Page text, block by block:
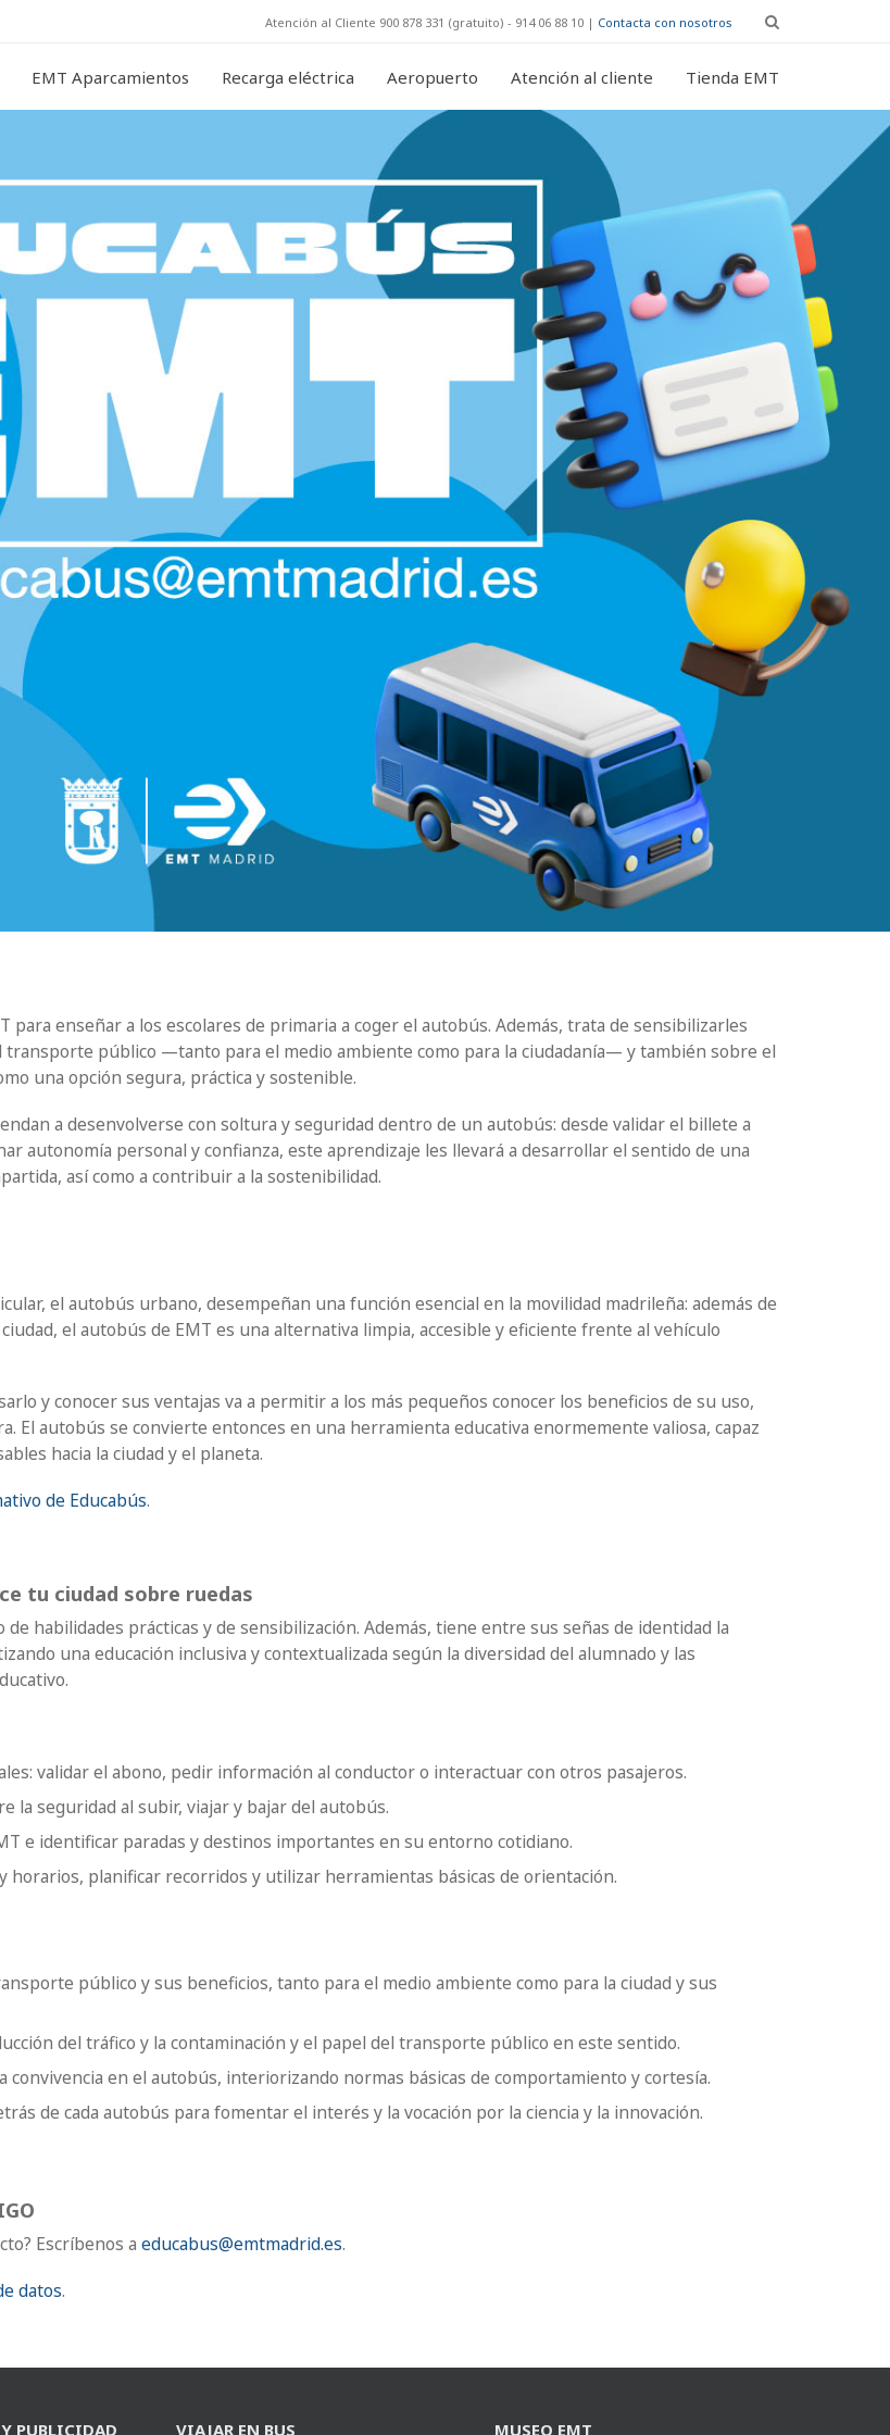
Atención al Cliente 900 878 331 (gratuito) - 914 06 88 10 | Contacta con nosotros
EMT Aparcamientos Recarga eléctrica Aeropuerto Atención al cliente Tienda EMT
para enseñar a los escolares de primaria a coger el autobús. Además, trata de sensibilizarles
transporte público —tanto para el medio ambiente como para la ciudadanía— y también sobre el
una opción segura, práctica y sostenible.
a desenvolverse con soltura y seguridad dentro de un autobús: desde validar el billete a
autonomía personal y confianza, este aprendizaje les llevará a desarrollar el sentido de una
así como a contribuir a la sostenibilidad.
el autobús urbano, desempeñan una función esencial en la movilidad madrileña: además de
el autobús de EMT es una alternativa limpia, accesible y eficiente frente al vehículo
y conocer sus ventajas va a permitir a los más pequeños conocer los beneficios de su uso,
El autobús se convierte entonces en una herramienta educativa enormemente valiosa, capaz
hacia la ciudad y el planeta.
de Educabús.
tu ciudad sobre ruedas
habilidades prácticas y de sensibilización. Además, tiene entre sus señas de identidad la
una educación inclusiva y contextualizada según la diversidad del alumnado y las
validar el abono, pedir información al conductor o interactuar con otros pasajeros.
la seguridad al subir, viajar y bajar del autobús.
e identificar paradas y destinos importantes en su entorno cotidiano.
horarios, planificar recorridos y utilizar herramientas básicas de orientación.
público y sus beneficios, tanto para el medio ambiente como para la ciudad y sus
del tráfico y la contaminación y el papel del transporte público en este sentido.
convivencia en el autobús, interiorizando normas básicas de comportamiento y cortesía.
de cada autobús para fomentar el interés y la vocación por la ciencia y la innovación.
Escríbenos a educabus@emtmadrid.es.
datos.
PUBLICIDAD VIAJAR EN BUS MUSEO EMT